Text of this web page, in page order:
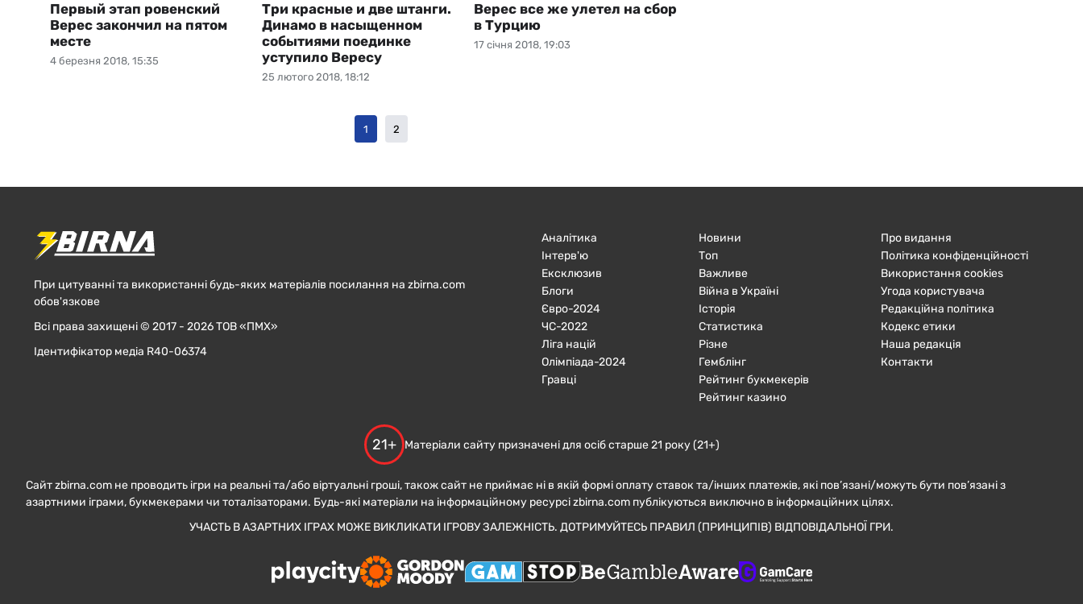
4 березня 2018, 15:35
Первый этап ровенский
Верес закончил на пятом
месте
25 лютого 2018, 18:12
Три красные и две штанги.
Динамо в насыщенном
событиями поединке
уступило Вересу
17 січня 2018, 19:03
Верес все же улетел на сбор
в Турцию
1 2
При цитуванні та використанні будь-яких матеріалів посилання на zbirna.com
обов'язкове
Всі права захищені © 2017 - 2026 ТОВ «ПМХ»
Ідентифікатор медіа R40-06374
Аналітика
Інтерв'ю
Ексклюзив
Блоги
Євро-2024
ЧC-2022
Ліга націй
Олімпіада-2024
Гравці
Новини
Топ
Важливе
Війна в Україні
Історія
Статистика
Різне
Гемблінг
Рейтинг букмекерів
Рейтинг казино
Про видання
Політика конфіденційності
Використання cookies
Угода користувача
Редакційна політика
Кодекс етики
Наша редакція
Контакти
21+ Матеріали сайту призначені для осіб старше 21 року (21+)
Сайт zbirna.com не проводить ігри на реальні та/або віртуальні гроші, також сайт не приймає ні в якій формі оплату ставок та/інших платежів, які пов’язані/можуть бути пов’язані з
азартними іграми, букмекерами чи тоталізаторами. Будь-які матеріали на інформаційному ресурсі zbirna.com публікуються виключно в інформаційних цілях.
УЧАСТЬ В АЗАРТНИХ ІГРАХ МОЖЕ ВИКЛИКАТИ ІГРОВУ ЗАЛЕЖНІСТЬ. ДОТРИМУЙТЕСЬ ПРАВИЛ (ПРИНЦИПІВ) ВІДПОВІДАЛЬНОЇ ГРИ.